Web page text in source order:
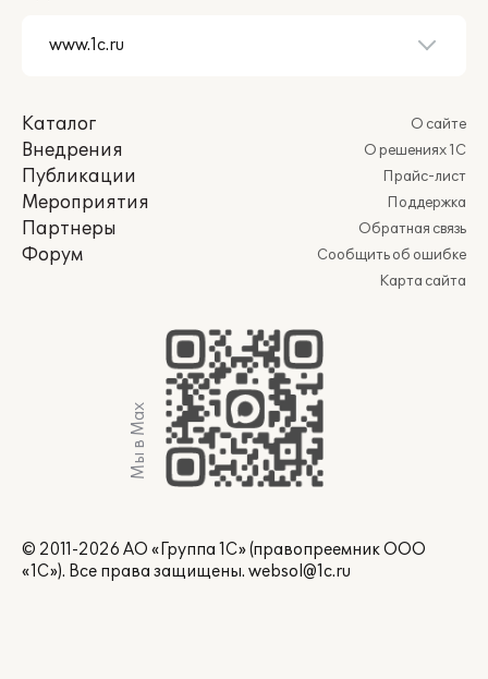
Каталог
Внедрения
Публикации
Мероприятия
Партнеры
Форум
О сайте
О решениях 1С
Прайс-лист
Поддержка
Обратная связь
Сообщить об ошибке
Карта сайта
Мы в Max
© 2011-2026 АО «Группа 1С» (правопреемник ООО
«1С»). Все права защищены. websol@1c.ru